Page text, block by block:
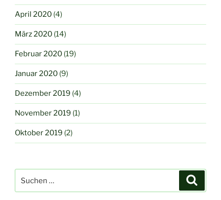
April 2020 (4)
März 2020 (14)
Februar 2020 (19)
Januar 2020 (9)
Dezember 2019 (4)
November 2019 (1)
Oktober 2019 (2)
nach: